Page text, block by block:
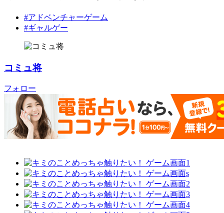
#アドベンチャーゲーム
#ギャルゲー
コミュ将
フォロー